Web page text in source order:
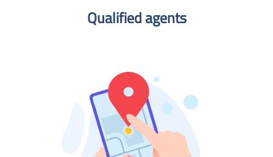
Qualified agents​